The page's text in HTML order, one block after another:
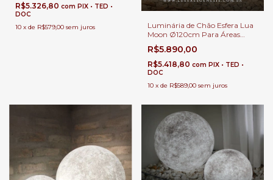
R$5.326,80 com PIX • TED •
DOC
10 x de R$579,00 sem juros
Luminária de Chão Esfera Lua
Moon Ø120cm Para Áreas
Internas e Externas.
R$5.890,00
R$5.418,80 com PIX • TED •
DOC
10 x de R$589,00 sem juros